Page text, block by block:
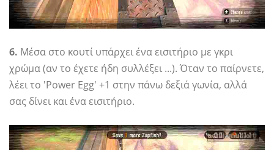
6. Μέσα στο κουτί υπάρχει ένα εισιτήριο με γκρι
χρώμα (αν το έχετε ήδη συλλέξει ...). Όταν το παίρνετε,
λέει το 'Power Egg' +1 στην πάνω δεξιά γωνία, αλλά
σας δίνει και ένα εισιτήριο.